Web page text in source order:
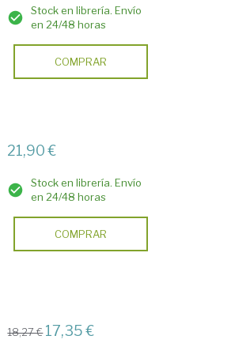
Stock en librería. Envío
en 24/48 horas
COMPRAR
21,90 €
Stock en librería. Envío
en 24/48 horas
COMPRAR
18,27 € 17,35 €